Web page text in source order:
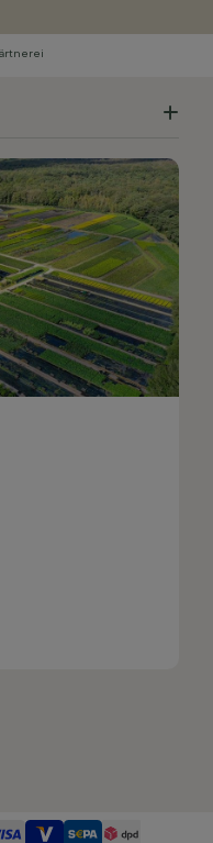
unseren Experten